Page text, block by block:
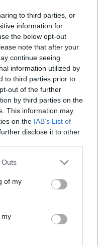
to third parties, or
information for
the below opt-out
note that after your
continue seeing
information utilized by
to third parties prior to
out of the further
by third parties on the
This information may
on the IAB’s List of
disclose it to other
Outs
of my
my
Seuraava artikkeli
Serie A -kausi jatkuu –
alkamisajankohta on 20.
kesäkuuta
näkymät –